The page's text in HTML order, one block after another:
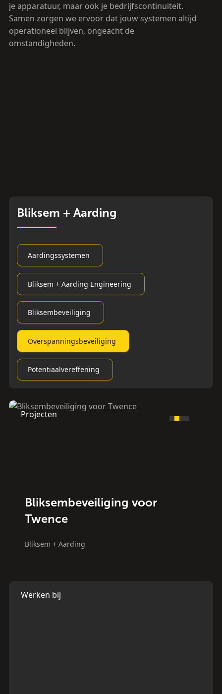
je apparatuur, maar ook je bedrijfscontinuïteit.
Samen zorgen we ervoor dat jouw systemen altijd
operationeel blijven, ongeacht de
omstandigheden.
Bliksem + Aarding
Aardingssystemen
Bliksem + Aarding Engineering
Bliksembeveiliging
Overspanningsbeveiliging
Potentiaalvereffening
Projecten
Bliksembeveiliging voor
Twence
Bliksem + Aarding
Werken bij